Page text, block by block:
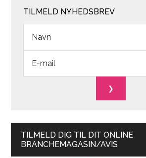
TILMELD NYHEDSBREV
TILMELD DIG TIL DIT ONLINE
BRANCHEMAGASIN/AVIS